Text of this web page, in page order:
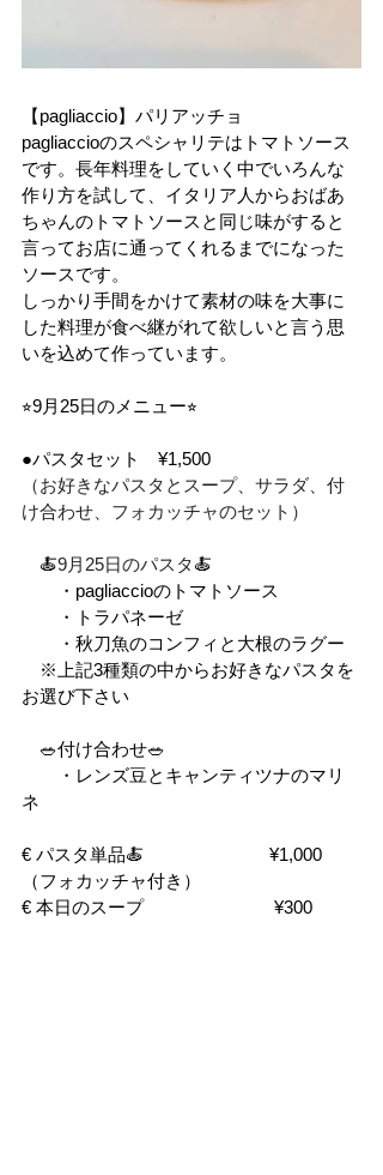
【pagliaccio】 パリアッチョ
pagliaccioのスペシャリテはトマトソース
です。長年料理をしていく中でいろんな
作り方を試して、イタリア人からおばあ
ちゃんのトマトソースと同じ味がすると
言ってお店に通ってくれるまでになった
ソースです。
しっかり手間をかけて素材の味を大事に
した料理が食べ継がれて欲しいと言う思
いを込めて作っています。
⭐︎9月25日のメニュー⭐︎
●パスタセット　¥1,500
（お好きなパスタとスープ、サラダ、付
け合わせ、フォカッチャのセット）
🍝9月25日のパスタ🍝
・pagliaccioのトマトソース
・トラパネーゼ
・秋刀魚のコンフィと大根のラグー
※上記3種類の中からお好きなパスタを
お選び下さい
🥗付け合わせ🥗
・レンズ豆とキャンティツナのマリ
ネ
€ パスタ単品🍝　　　　　　　¥1,000
（フォカッチャ付き）
€ 本日のスープ　　　　　　　 ¥300